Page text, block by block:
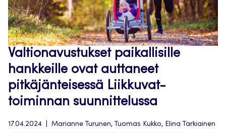
Valtionavustukset paikallisille
hankkeille ovat auttaneet
pitkäjänteisessä Liikkuvat-
toiminnan suunnittelussa
17.04.2024 Marianne Turunen, Tuomas Kukko, Elina Tarkiainen